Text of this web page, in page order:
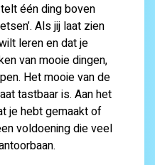
één ding boven
Als jij laat zien
leren en dat je
van mooie dingen,
Het mooie van de
tastbaar is. Aan het
je hebt gemaakt of
voldoening die veel